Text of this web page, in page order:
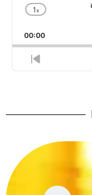
Change
Rate
1x
00:00
Previous
Episode